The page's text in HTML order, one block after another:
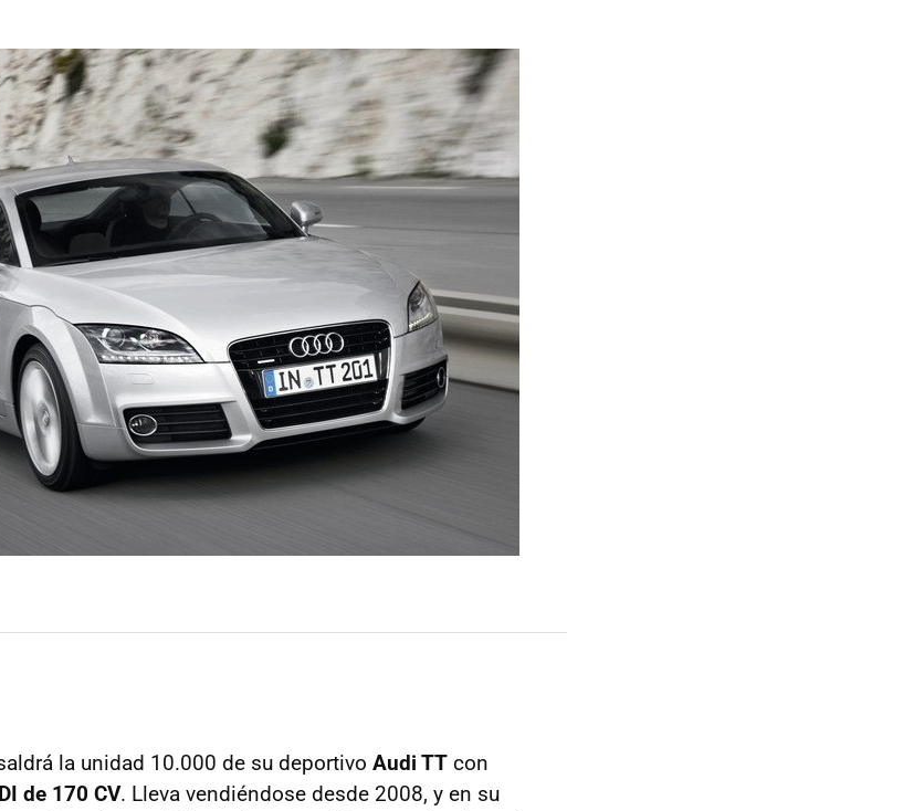
la unidad 10.000 de su deportivo Audi TT con
de 170 CV. Lleva vendiéndose desde 2008, y en su